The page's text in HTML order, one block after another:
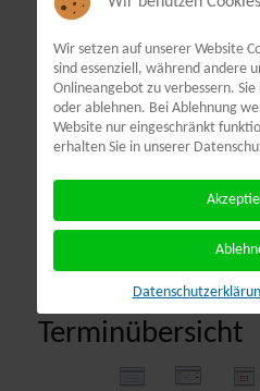
Terminübersicht
Wir setzen auf unserer Website
sind essenziell, während andere
Onlineangebot zu verbessern.
oder ablehnen. Bei Ablehnung
Website nur eingeschränkt
erhalten Sie in unserer